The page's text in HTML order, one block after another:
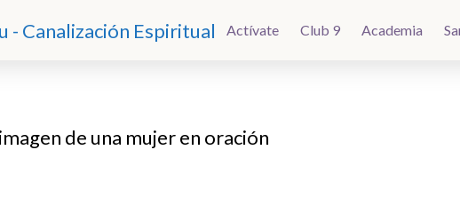
Actívate Club 9 Academia
Actívate Club 9 Academia